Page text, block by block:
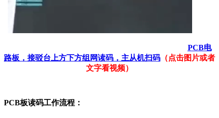
PCB电
路板，接驳台上方下方组网读码，主从机扫码 （点击图片或者
文字看视频）
PCB板读码工作流程：